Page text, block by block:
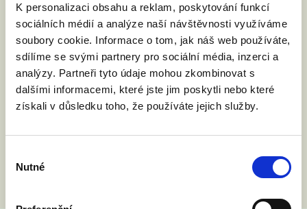
K personalizaci obsahu a reklam, poskytování funkcí
sociálních médií a analýze naší návštěvnosti využíváme
soubory cookie. Informace o tom, jak náš web používáte,
sdílíme se svými partnery pro sociální média, inzerci a
analýzy. Partneři tyto údaje mohou zkombinovat s
dalšími informacemi, které jste jim poskytli nebo které
získali v důsledku toho, že používáte jejich služby.
souhlasu
Nutné
Přijdu s doprovodem.
Souhlasím se zpracováním osobních údajů podle
zákona č. 101/2000 Sb. Přečíst